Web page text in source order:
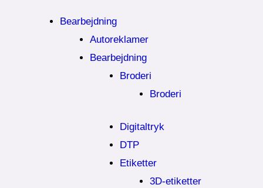
Bearbejdning
Autoreklamer
Bearbejdning
Broderi
Broderi
Digitaltryk
DTP
Etiketter
3D-etiketter